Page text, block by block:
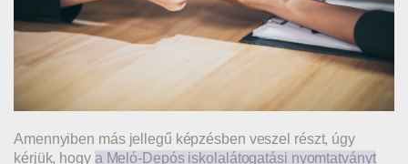
Amennyiben más jellegű képzésben veszel részt, úgy
kérjük, hogy a Meló-Depós iskolalátogatási nyomtatványt